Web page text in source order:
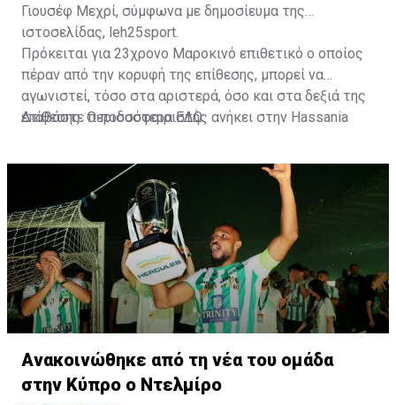
Γιουσέφ Μεχρί, σύμφωνα με δημοσίευμα της
ιστοσελίδας, leh25sport.
Πρόκειται για 23χρονο Μαροκινό επιθετικό ο οποίος
πέραν από την κορυφή της επίθεσης, μπορεί να
αγωνιστεί, τόσο στα αριστερά, όσο και στα δεξιά της
επίθεσης. Ο ποδοσφαιριστής ανήκει στην Hassania
2026.
Διαβάστε περισσότεραΕΔΩ.
Ανακοινώθηκε από τη νέα του ομάδα
στην Κύπρο ο Ντελμίρο